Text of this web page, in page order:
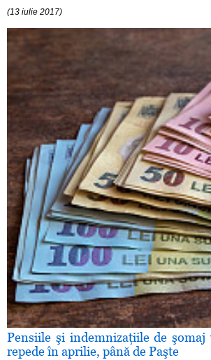
(13 iulie 2017)
Pensiile şi indemnizaţiile de
repede în aprilie, până de Paşte